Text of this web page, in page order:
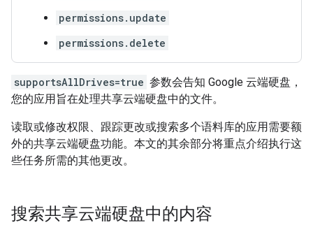
permissions.update
permissions.delete
supportsAllDrives=true 参数会告知 Google 云端硬盘，
您的应用旨在处理共享云端硬盘中的文件。
读取或修改权限、跟踪更改或搜索多个语料库的应用需要额
外的共享云端硬盘功能。本文的其余部分将重点介绍执行这
些任务所需的其他更改。
搜索共享云端硬盘中的内容